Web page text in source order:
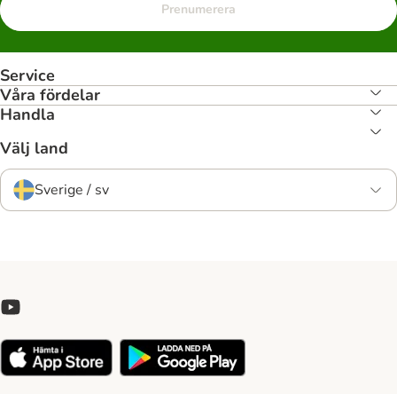
Prenumerera
Service
Våra fördelar
Handla
Välj land
Sverige / sv